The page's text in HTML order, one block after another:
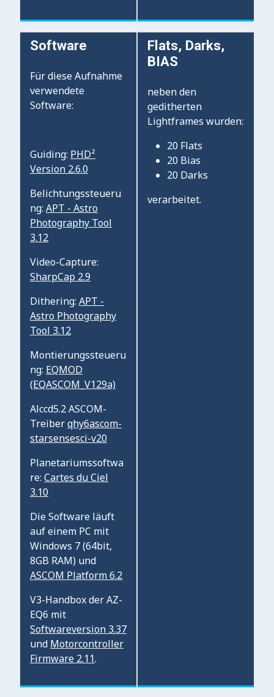
Software
Für diese Aufnahme
verwendete
Software:
Guiding: PHD²
Version 2.6.0
Belichtungssteueru
ng: APT - Astro
Photography Tool
3.12
Video-Capture:
SharpCap 2.9
Dithering: APT -
Astro Photography
Tool 3.12
Montierungssteueru
ng: EQMOD
(EQASCOM_V129a)
Alccd5.2 ASCOM-
Treiberqhy6ascom-
starsensesci-v20
Planetariumssoftwa
re: Cartes du Ciel
3.10
Die Software läuft
auf einem PC mit
Windows 7 (64bit,
8GB RAM) und
ASCOM Platform 6.2
V3-Handbox der AZ-
EQ6 mit
Softwareversion 3.37
und Motorcontroller
Firmware 2.11.
Flats, Darks,
BIAS
neben den
geditherten
Lightframes wurden:
20 Flats
20 Bias
20 Darks
verarbeitet.